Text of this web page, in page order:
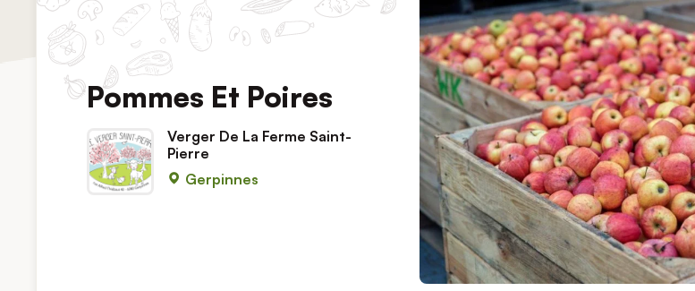
Pommes Et Poires
Verger De La Ferme Saint-
Pierre
Gerpinnes